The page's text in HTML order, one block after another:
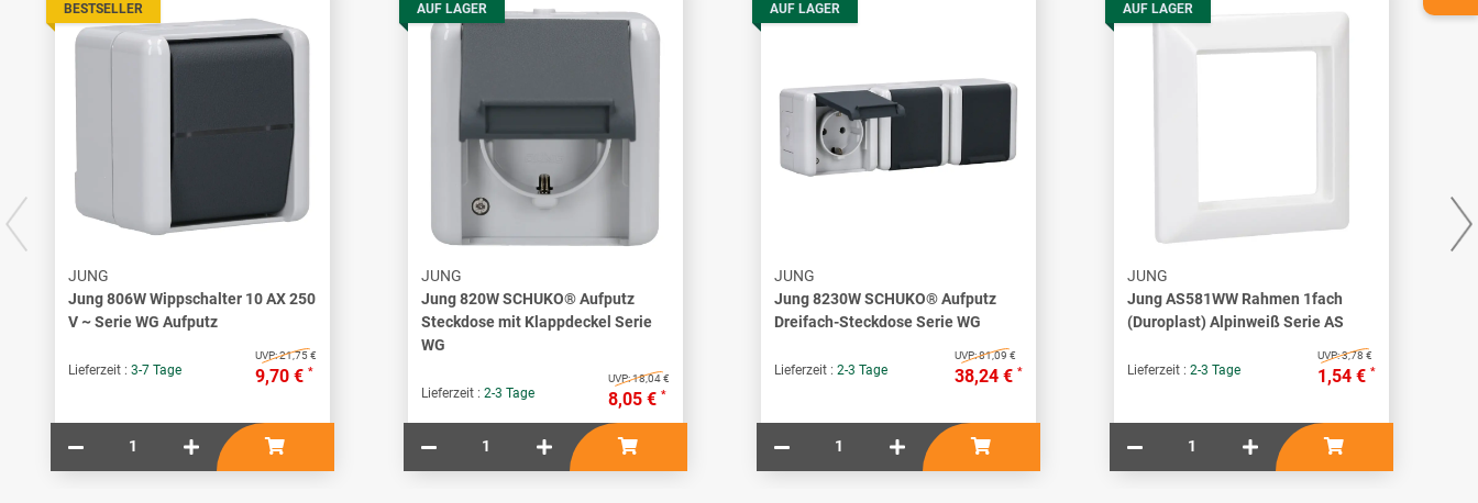
BESTSELLER
JUNG
Jung 806W Wippschalter 10 AX 250
V ~ Serie WG Aufputz
Lieferzeit : 3-7 Tage
UVP:21,75 €
9,70 € *
AUF LAGER
JUNG
Jung 820W SCHUKO® Aufputz
Steckdose mit Klappdeckel Serie
WG
Lieferzeit : 2-3 Tage
UVP:18,04 €
8,05 € *
AUF LAGER
JUNG
Jung 8230W SCHUKO® Aufputz
Dreifach-Steckdose Serie WG
Lieferzeit : 2-3 Tage
UVP:81,09 €
38,24 € *
AUF LAGER
JUNG
Jung AS581WW Rahmen 1fach
(Duroplast) Alpinweiß Serie AS
Lieferzeit : 2-3 Tage
UVP:3,78 €
1,54 € *